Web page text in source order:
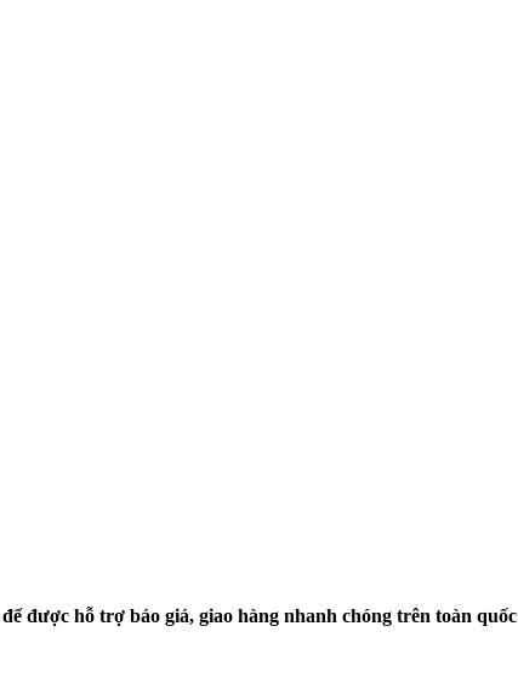
được hỗ trợ báo giá, giao hàng nhanh chóng trên toàn quốc